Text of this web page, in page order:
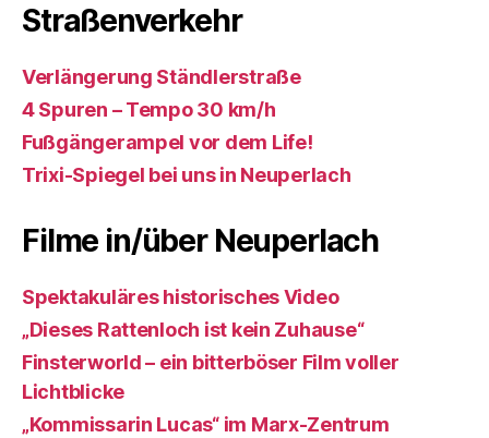
Straßenverkehr
Verlängerung Ständlerstraße
4 Spuren – Tempo 30 km/h
Fußgängerampel vor dem Life!
Trixi-Spiegel bei uns in Neuperlach
Filme in/über Neuperlach
Spektakuläres historisches Video
„Dieses Rattenloch ist kein Zuhause“
Finsterworld – ein bitterböser Film voller
Lichtblicke
„Kommissarin Lucas“ im Marx-Zentrum